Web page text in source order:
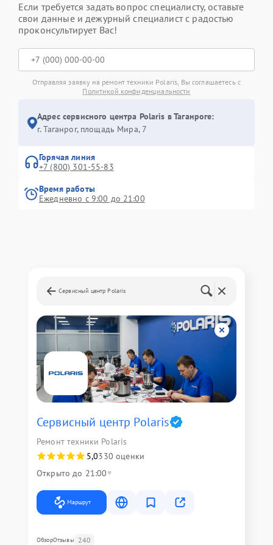
Если требуется задать вопрос специалисту, оставьте
свои данные и дежурный специалист с радостью
проконсультирует Вас!
Отправляя заявку на ремонт техники Polaris, Вы соглашаетесь с
Политикой конфиденциальности
Адрес сервисного центра Polaris в Таганроге:
г. Таганрог, площадь Мира, 7
Горячая линия
+7 (800) 301-55-83
Время работы
Ежедневно с 9:00 до 21:00
Сервисный центр Polaris
Сервисный центр Polaris
Ремонт техники Polaris
5,0330 оценки
Открыто до 21:00
Маршрут
ОбзорОтзывы 240